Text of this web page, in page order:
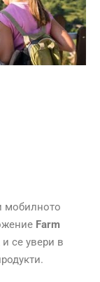
мобилното
Farm
и се увери в